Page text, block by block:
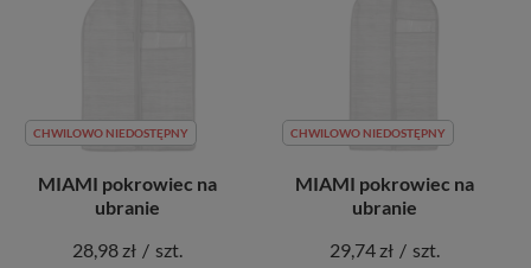
CHWILOWO NIEDOSTĘPNY
MIAMI pokrowiec na
ubranie
28,98 zł / szt.
CHWILOWO NIEDOSTĘPNY
MIAMI pokrowiec na
ubranie
29,74 zł / szt.